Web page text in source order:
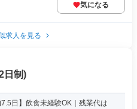
気になる
求人を見る
日制)
日】飲食未経験OK｜残業代は